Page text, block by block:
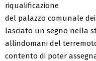
riqualificazione
del palazzo comunale
lasciato un segno nella
allindomani del
contento di poter